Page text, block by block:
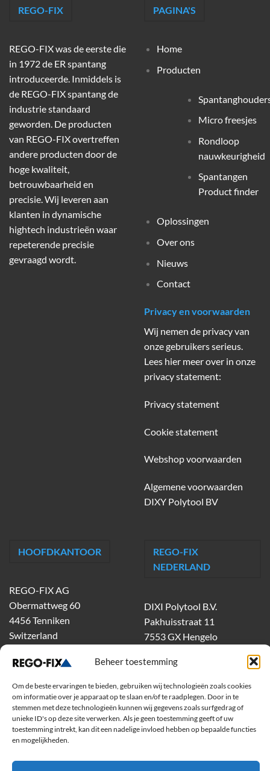
Beheer toestemming
Om de beste ervaringen te bieden, gebruiken wij technologieën zoals cookies
om informatie over je apparaat op te slaan en/of te raadplegen. Door in te
stemmen met deze technologieën kunnen wij gegevens zoals surfgedrag of
unieke ID's op deze site verwerken. Als je geen toestemming geeft of uw
toestemming intrekt, kan dit een nadelige invloed hebben op bepaalde functies
en mogelijkheden.
REGO-FIX
REGO-FIX was de eerste die
in 1972 de ER spantang
introduceerde. Inmiddels is
de REGO-FIX spantang de
industrie standaard
geworden. De producten
van REGO-FIX overtreffen
andere producten door de
hoge kwaliteit,
betrouwbaarheid en
precisie. Wij leveren aan
klanten in dynamische
hightech industrieën waar
repeterende precisie
gevraagd wordt.
PAGINA'S
Home
Producten
Micro freesjes
Rondloop
nauwkeurigheid
Spantangen
Product finder
Oplossingen
Over ons
Nieuws
Contact
Privacy en voorwaarden
Wij nemen de privacy van
onze gebruikers serieus.
Lees hier meer over in onze
privacy statement:
Privacy statement
Cookie statement
Webshop voorwaarden
Algemene voorwaarden
DIXY Polytool BV
HOOFDKANTOOR
REGO-FIX AG
Obermattweg 60
4456 Tenniken
Switzerland
REGO-FIX
NEDERLAND
DIXI Polytool B.V.
Pakhuisstraat 11
7553 GX Hengelo
dixiholland@dixi.com
www.dixipolytool.com
Volg ons op Youtube
Volg ons op Linkedin